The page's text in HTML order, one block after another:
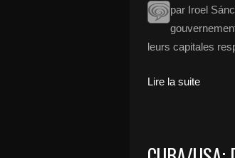
par Iroel
leurs capitales
Lire la suite